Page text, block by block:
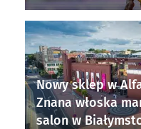
Nowy sklep w
Znana włoska
salon w